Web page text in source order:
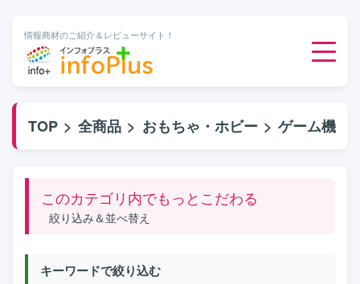
情報商材のご紹介＆レビューサイト！
オンライン物販
TOP > 全商品 > おもちゃ・ホビー > ゲーム機
このカテゴリ内でもっとこだわる
絞り込み＆並べ替え
キーワードで絞り込む